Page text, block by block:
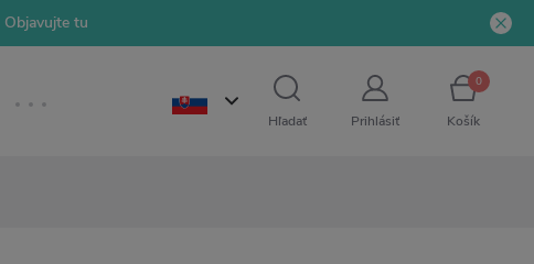
Objavujte tu
Hľadať Prihlásiť
0
Košík